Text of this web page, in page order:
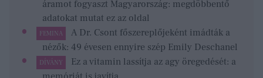
áramot fogyaszt Magyarország: megdöbbentő
adatokat mutat ez az oldal
FEMINA
A Dr. Csont főszereplőjeként imádták a
nézők: 49 évesen ennyire szép Emily Deschanel
DÍVÁNY
Ez a vitamin lassítja az agy öregedését: a